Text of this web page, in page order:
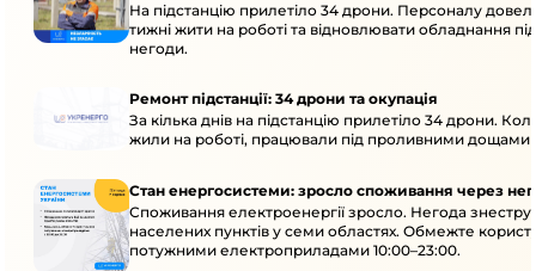
На підстанцію прилетіло 34 дрони. Персоналу
тижні жити на роботі та відновлювати обладнання під
негоди.
Ремонт підстанції: 34 дрони та окупація
За кілька днів на підстанцію прилетіло 34 дрони.
жили на роботі, працювали під проливними дощами
Стан енергосистеми: зросло споживання через
Споживання електроенергії зросло. Негода
населених пунктів у семи областях. Обмежте
потужними електроприладами 10:00–23:00.